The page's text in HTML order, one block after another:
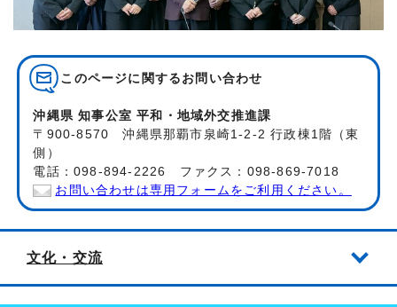
このページに関する お問い合わせ
沖縄県 知事公室 平和・地域外交推進課
〒900-8570 沖縄県那覇市泉崎1-2-2 行政棟1階（東
側）
電話：098-894-2226 ファクス：098-869-7018
お問い合わせは専用フォームをご利用ください。
文化・交流